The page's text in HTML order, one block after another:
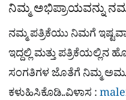
ನಿಮ್ಮ ಅಭಿಪ್ರಾಯವನ್ನು
ನಮ್ಮ ಪತ್ರಿಕೆಯು ನಿಮಗೆ
ಇದ್ದಲ್ಲಿ ಮತ್ತು ಪತ್ರಿಕೆಯಲ್ಲಿನ
ಸಂಗತಿಗಳ ಜೊತೆಗೆ ನಿಮ್ಮ
ಕಳುಹಿಸಿಕೊಡಿ..ವಿಳಾಸ :